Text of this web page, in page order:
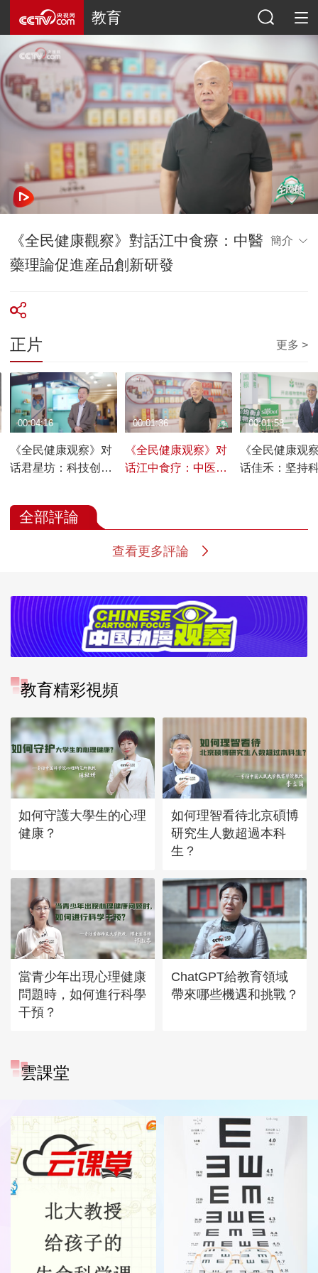
教育
《全民健康觀察》對話江中食療：中醫
藥理論促進産品創新研發
簡介
正片 更多 >
《全民健康观察》对
话君星坊：科技创新
质量发展
00:04:16
《全民健康观察》对
话江中食疗：中医药
00:01:36
《全民健康观
话佳禾：坚持
00:01:58
全部評論
查看更多評論
教育精彩視頻
如何守護大學生的心理
健康？
如何理智看待北京碩博
研究生人數超過本科
生？
當青少年出現心理健康
問題時，如何進行科學
干預？
ChatGPT給教育領域
帶來哪些機遇和挑戰？
雲課堂